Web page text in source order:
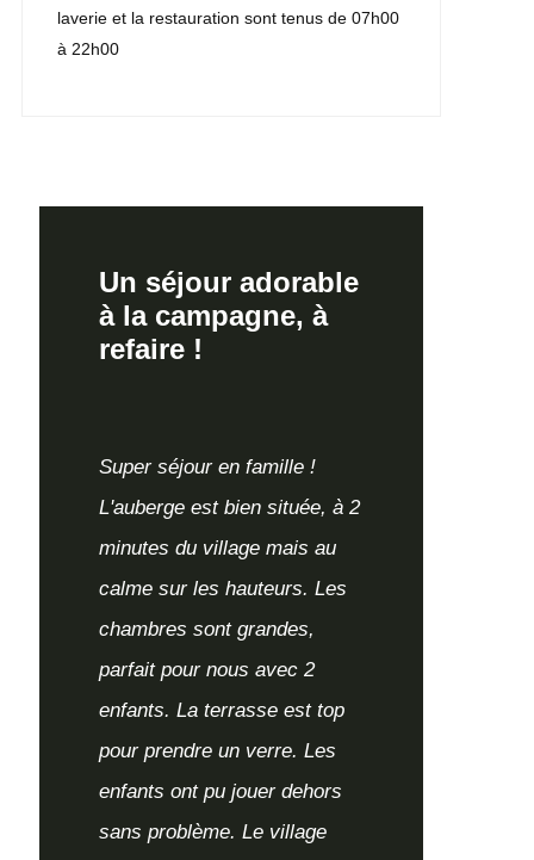
laverie et la restauration sont tenus de 07h00
à 22h00
Un séjour adorable
à la campagne, à
refaire !
Super séjour en famille !
L'auberge est bien située, à 2
minutes du village mais au
calme sur les hauteurs. Les
chambres sont grandes,
parfait pour nous avec 2
enfants. La terrasse est top
pour prendre un verre. Les
enfants ont pu jouer dehors
sans problème. Le village